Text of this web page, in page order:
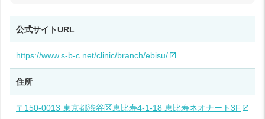
公式サイトURL
https://www.s-b-c.net/clinic/branch/ebisu/
住所
〒150-0013 東京都渋谷区恵比寿4-1-18 恵比寿ネオナート3F